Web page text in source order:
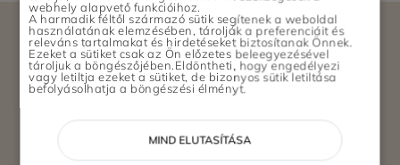
ELÉRHETŐSÉGEK
webhely alapvető funkcióihoz.
A harmadik féltől származó sütik segítenek a weboldal
használatának elemzésében, tárolják a preferenciáit és
releváns tartalmakat és hirdetéseket biztosítanak Önnek.
Ezeket a sütiket csak az Ön előzetes beleegyezésével
tároljuk a böngészőjében.Eldöntheti, hogy engedélyezi
vagy letiltja ezeket a sütiket, de bizonyos sütik letiltása
befolyásolhatja a böngészési élményt.
MIND ELUTASÍTÁSA